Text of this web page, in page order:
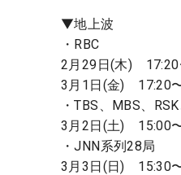
▼地上波
・RBC
2月29日(木) 17:20
3月1日(金) 17:20
・TBS、MBS、
3月2日(土) 15:00
・JNN系列28局
3月3日(日) 15:30